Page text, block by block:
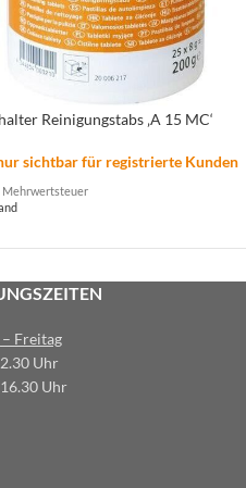
Reinigungstabs ‚A 15 MC‘
sichtbar für registrierte Kunden
Mehrwertsteuer
Freitag
Uhr
Uhr